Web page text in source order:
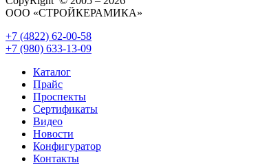
ООО «СТРОЙКЕРАМИКА»
+7 (4822) 62-00-58
+7 (980) 633-13-09
Каталог
Прайс
Проспекты
Сертификаты
Видео
Новости
Конфигуратор
Контакты